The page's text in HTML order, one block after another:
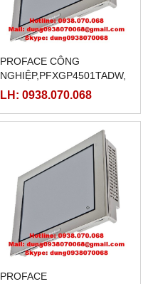
PROFACE CÔNG
NGHIỆP,PFXGP4501TADW,
PFXGP4501TAD,
LH: 0938.070.068
PROFACE